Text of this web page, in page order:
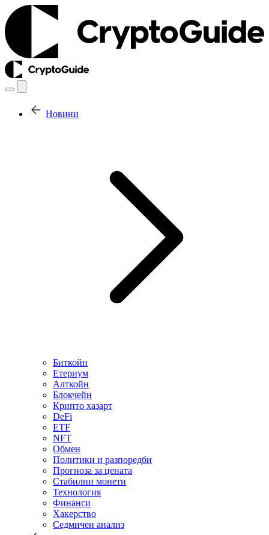
Новини
Биткойн
Етериум
Алткойн
Блокчейн
Крипто хазарт
DeFi
ETF
NFT
Обмен
Политики и разпоредби
Прогноза за цената
Стабилни монети
Технология
Финанси
Хакерство
Седмичен анализ